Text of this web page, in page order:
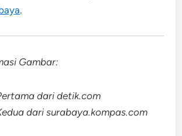
.
Gambar:
dari detik.com
dari surabaya.kompas.com